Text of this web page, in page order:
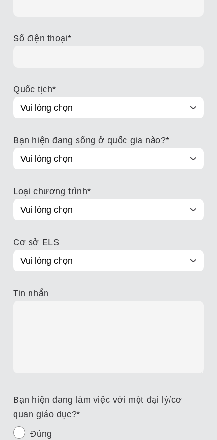
Số điện thoại*
Quốc tịch*
Bạn hiện đang sống ở quốc gia nào?*
Loại chương trình*
Cơ sở ELS
Tin nhắn
Bạn hiện đang làm việc với một đại lý/cơ
quan giáo dục?*
Đúng